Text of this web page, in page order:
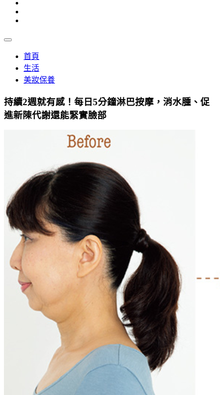
首頁
生活
美妝保養
持續2週就有感！每日5分鐘淋巴按摩，消水腫、促
進新陳代謝還能緊實臉部